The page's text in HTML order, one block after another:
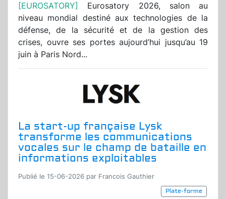
[EUROSATORY] Eurosatory 2026, salon au
niveau mondial destiné aux technologies de la
défense, de la sécurité et de la gestion des
crises, ouvre ses portes aujourd’hui jusqu’au 19
juin à Paris Nord...
La start-up française Lysk
transforme les communications
vocales sur le champ de bataille en
informations exploitables
Publié le 15-06-2026 par Francois Gauthier
Plate-forme